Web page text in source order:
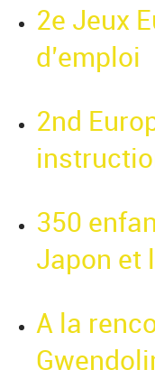
2e Jeux
d’emploi
2nd
350
Japon et
A la